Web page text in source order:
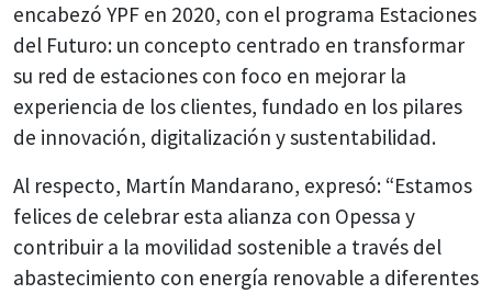
encabezó YPF en 2020, con el programa Estaciones
del Futuro: un concepto centrado en transformar
su red de estaciones con foco en mejorar la
experiencia de los clientes, fundado en los pilares
de innovación, digitalización y sustentabilidad.
Al respecto, Martín Mandarano, expresó: “Estamos
felices de celebrar esta alianza con Opessa y
contribuir a la movilidad sostenible a través del
abastecimiento con energía renovable a diferentes